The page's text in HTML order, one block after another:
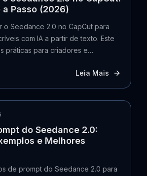
a Passo (2026)
o Seedance 2.0 no CapCut para
com IA a partir de texto. Este
práticas para criadores e
Leia Mais
do Seedance 2.0:
e Melhores
de prompt do Seedance 2.0 para